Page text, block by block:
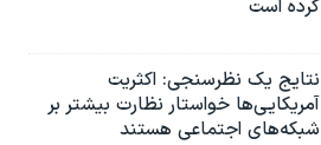
کرده است
نتایج یک نظرسنجی: اکثریت
آمریکایی‌ها خواستار نظارت بیشتر بر
شبکه‌های اجتماعی هستند